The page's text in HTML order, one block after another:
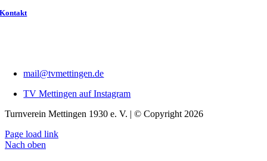
Kontakt
mail@tvmettingen.de
TV Mettingen auf Instagram
Turnverein Mettingen 1930 e. V. | © Copyright 2026
Page load link
Nach oben